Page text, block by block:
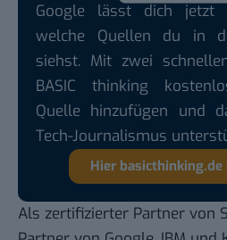
Google lässt dich jetzt
welche Quellen du in
siehst. Mit zwei
BASIC thinking
Quelle hinzufügen und
Tech-Journalismus
Hier
Als zertifizierter Partner von